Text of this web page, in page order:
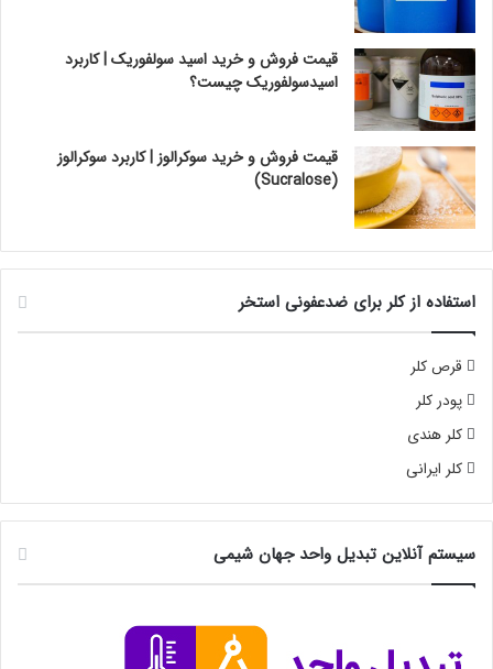
قیمت فروش و خرید اسید سولفوریک | کاربرد
اسیدسولفوریک چیست؟
قیمت فروش و خرید سوکرالوز | کاربرد سوکرالوز
(Sucralose)
استفاده از کلر برای ضدعفونی استخر
قرص کلر
پودر کلر
کلر هندی
کلر ایرانی
سیستم آنلاین تبدیل واحد جهان شیمی